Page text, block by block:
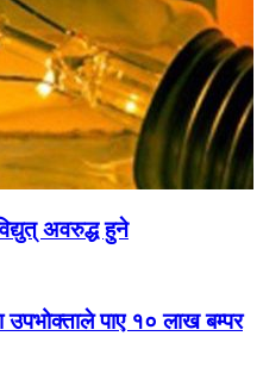
अवरुद्ध हुने
पाए १० लाख बम्पर